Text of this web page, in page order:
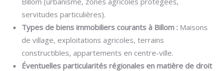
servitudes particulières).
Types de biens immobiliers courants à Billom : Maisons
de village, exploitations agricoles, terrains
constructibles, appartements en centre-ville.
Éventuelles particularités régionales en matière de droit